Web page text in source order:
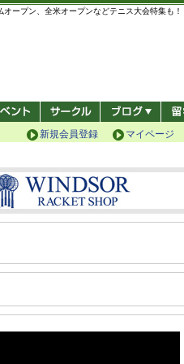
ープン、全米オープンなどテニス大会特集も！
マイページ
新規会員登録